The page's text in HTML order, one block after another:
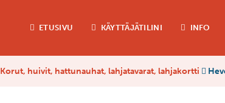
ETUSIVU KÄYTTÄJÄTILINI INFO
Korut, huivit, hattunauhat, lahjatavarat, lahjakortti